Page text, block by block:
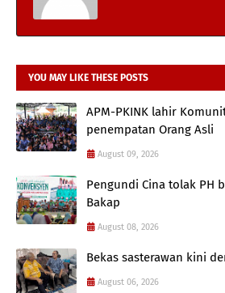
YOU MAY LIKE THESE POSTS
APM-PKINK lahir
penempatan Orang Asli
August 09, 2026
Pengundi Cina tolak PH
Bakap
August 08, 2026
Bekas sasterawan kini
August 06, 2026